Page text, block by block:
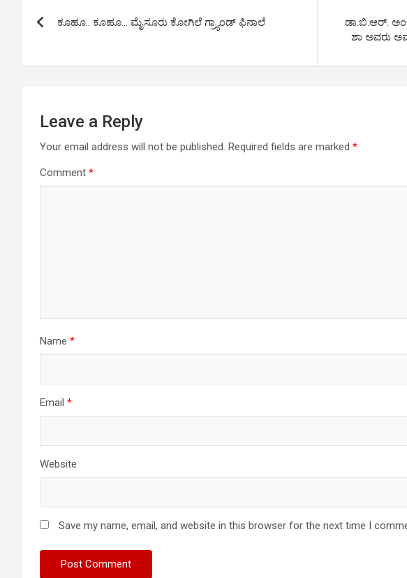
A
p
o
k
n
ಕೂಹೂ.. ಕೂಹೂ… ಮೈಸೂರು ಕೋಗಿಲೆ ಗ್ರ್ಯಾಂಡ್ ಫಿನಾಲೆ
ಡಾ.ಬಿ.ಆರ್.
ಶಾ ಅವರು
Leave a Reply
Your email address will not be published. Required fields are marked *
Comment *
Name *
Email *
Website
Save my name, email, and website in this browser for the next time I